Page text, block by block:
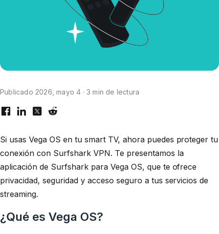
Publicado 2026, mayo 4 · 3 min de lectura
Si usas Vega OS en tu smart TV, ahora puedes proteger tu
conexión con Surfshark VPN. Te presentamos la
aplicación de Surfshark para Vega OS, que te ofrece
privacidad, seguridad y acceso seguro a tus servicios de
streaming.
¿Qué es Vega OS?